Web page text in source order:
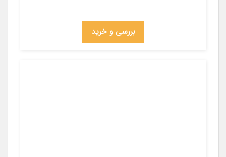
بررسی و خرید